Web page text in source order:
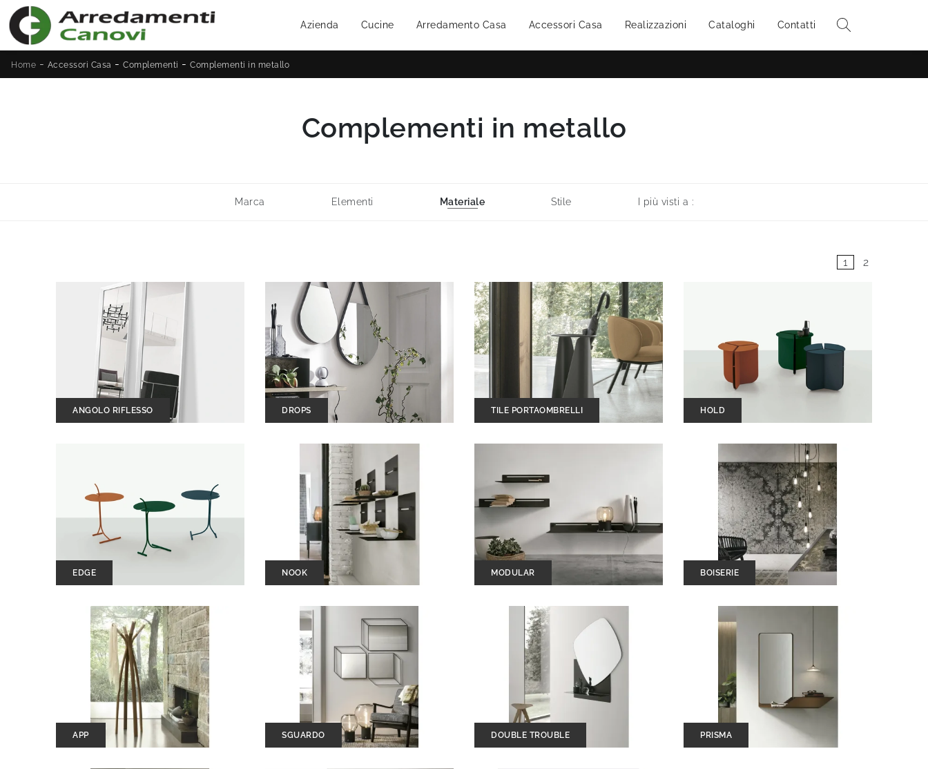
Azienda Cucine Arredamento Casa Accessori Casa Realizzazioni Cataloghi Contatti
Home - Accessori Casa - Complementi - Complementi in metallo
Complementi in metallo
Marca Elementi Materiale Stile I più visti a :
1 2
ANGOLO RIFLESSO DROPS TILE PORTAOMBRELLI HOLD
EDGE NOOK MODULAR BOISERIE
APP SGUARDO DOUBLE TROUBLE PRISMA